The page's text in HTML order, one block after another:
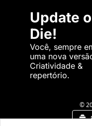
Update
Die!
Você, sempre
uma nova
Criatividade &
repertório.
©